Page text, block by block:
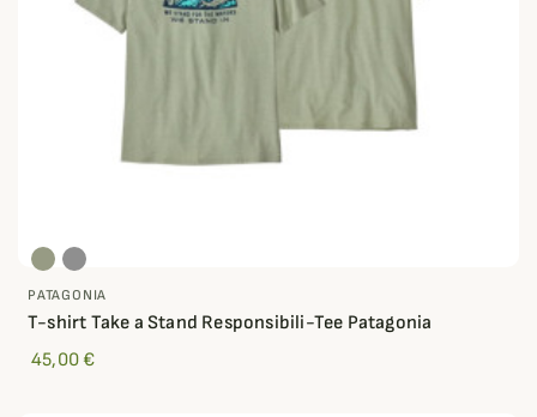
PATAGONIA
T-shirt Take a Stand Responsibili-Tee Patagonia
45,00 €